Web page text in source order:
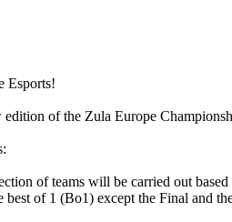
Esports!
of the Zula Europe
of teams will be carried out
best of 1 (Bo1) except the Final and